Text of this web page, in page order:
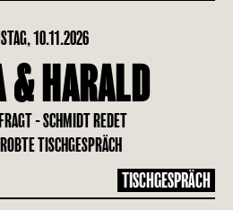
10.11.2026
& HARALD
- SCHMIDT REDET
TISCHGESPRÄCH
TISCHGESPRÄCH